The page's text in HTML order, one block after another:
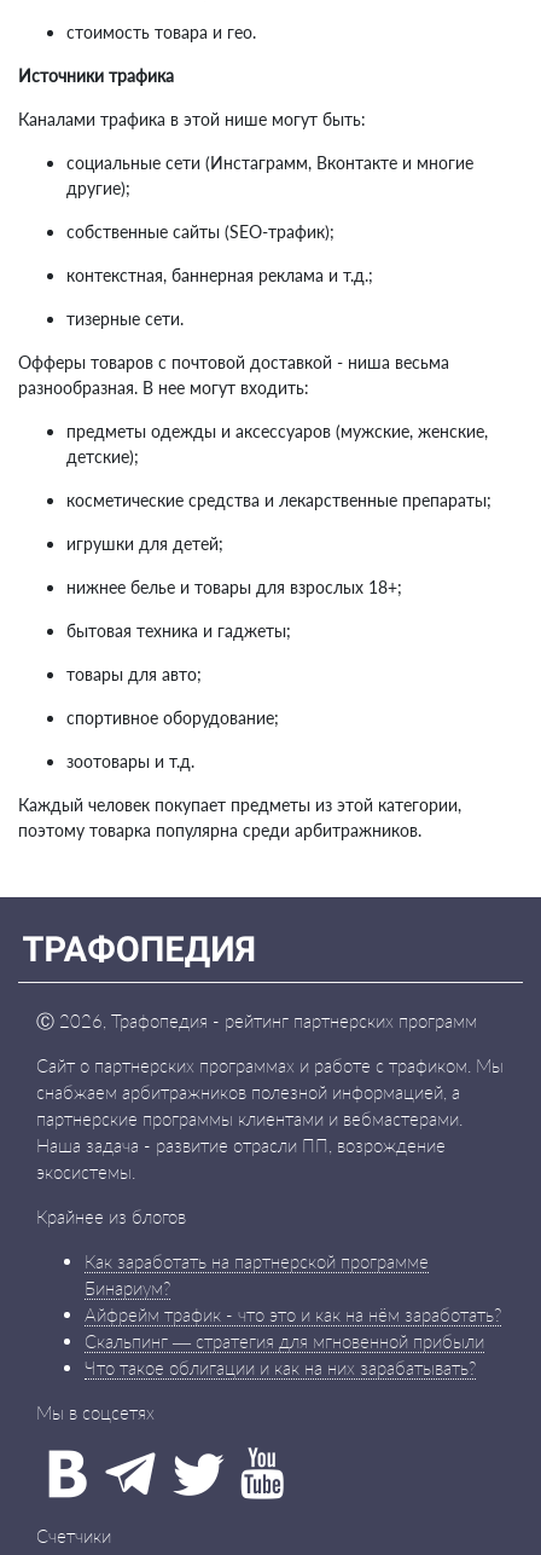
стоимость товара и гео.
Источники трафика
Каналами трафика в этой нише могут быть:
социальные сети (Инстаграмм, Вконтакте и многие
другие);
собственные сайты (SEO-трафик);
контекстная, баннерная реклама и т.д.;
тизерные сети.
Офферы товаров с почтовой доставкой - ниша весьма
разнообразная. В нее могут входить:
предметы одежды и аксессуаров (мужские, женские,
детские);
косметические средства и лекарственные препараты;
игрушки для детей;
нижнее белье и товары для взрослых 18+;
бытовая техника и гаджеты;
товары для авто;
спортивное оборудование;
зоотовары и т.д.
Каждый человек покупает предметы из этой категории,
поэтому товарка популярна среди арбитражников.
Ⓒ 2026, Трафопедия - рейтинг партнерских программ
Сайт о партнерских программах и работе с трафиком. Мы
снабжаем арбитражников полезной информацией, а
партнерские программы клиентами и вебмастерами.
Наша задача - развитие отрасли ПП, возрождение
экосистемы.
Крайнее из блогов
Как заработать на партнерской программе
Бинариум?
Айфрейм трафик - что это и как на нём заработать?
Скальпинг — стратегия для мгновенной прибыли
Что такое облигации и как на них зарабатывать?
Мы в соцсетях
Счетчики